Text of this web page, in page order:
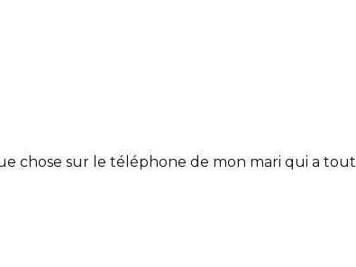
chose sur le téléphone de mon mari qui a tout